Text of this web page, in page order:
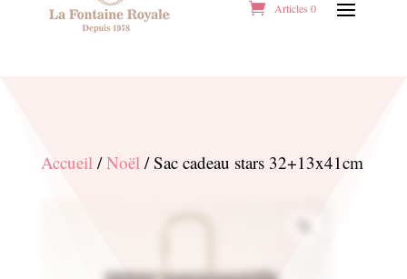
Articles 0
Accueil/Noël/ Sac cadeau stars 32+13x41cm